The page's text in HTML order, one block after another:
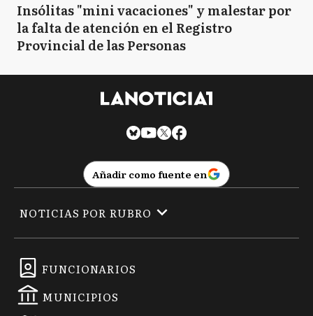
Insólitas "mini vacaciones" y malestar por
la falta de atención en el Registro
Provincial de las Personas
Añadir como fuente en
FUNCIONARIOS
MUNICIPIOS
NOTICIAS POR RUBRO